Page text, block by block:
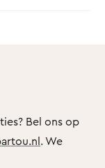
Bel ons op
. We